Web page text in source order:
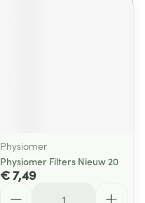
Physiomer
Physiomer Filters Nieuw 20
€ 7,49